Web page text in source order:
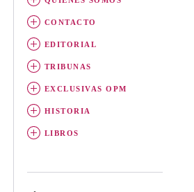
CONTACTO
EDITORIAL
TRIBUNAS
EXCLUSIVAS OPM
HISTORIA
LIBROS